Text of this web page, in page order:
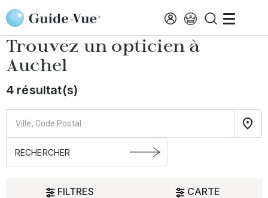
Aller au contenu principal
Accueil Choisir mon opticien
Trouvez un opticien à
Auchel
4 résultat(s)
FILTRES CARTE